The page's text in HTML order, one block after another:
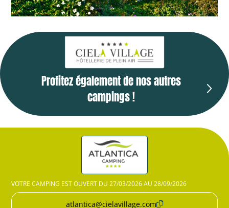
Profitez également de nos autres
campings !
VOTRE CAMPING EST OUVERT DU 27/03/2026 AU 28/09/2026
atlantica@cielavillage.com